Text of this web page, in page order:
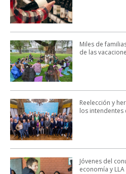
Miles de
de las
Reelección y
los intendentes
Jóvenes del
economía y